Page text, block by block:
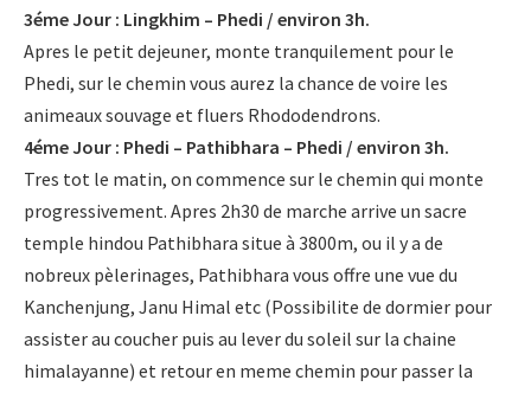
- Nouveau Routes Treks
- Trekking Aux Annapurnas
- Trekking au Langtang
- Trekking de l’Everest
- Trekking au Manaslu
- Trekking au Mustang
- Treks Hors des Sentiers Battus
3éme Jour : Lingkhim – Phedi / environ 3h.
Apres le petit dejeuner, monte tranquilement pour le
Phedi, sur le chemin vous aurez la chance de voire les
animeaux souvage et fluers Rhododendrons.
4éme Jour : Phedi – Pathibhara – Phedi / environ 3h.
Tres tot le matin, on commence sur le chemin qui monte
progressivement. Apres 2h30 de marche arrive un sacre
temple hindou Pathibhara situe à 3800m, ou il y a de
nobreux pèlerinages, Pathibhara vous offre une vue du
Kanchenjung, Janu Himal etc (Possibilite de dormier pour
assister au coucher puis au lever du soleil sur la chaine
himalayanne) et retour en meme chemin pour passer la